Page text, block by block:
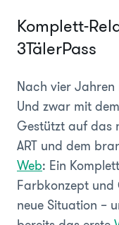
Komplett-
3TälerPass
Nach vier Jahren
Und zwar mit
Gestützt auf das
ART und dem
Web: Ein
Farbkonzept
neue Situation –